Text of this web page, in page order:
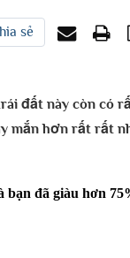
sẻ
đất này còn có
mắn hơn rất rất
bạn đã giàu hơn